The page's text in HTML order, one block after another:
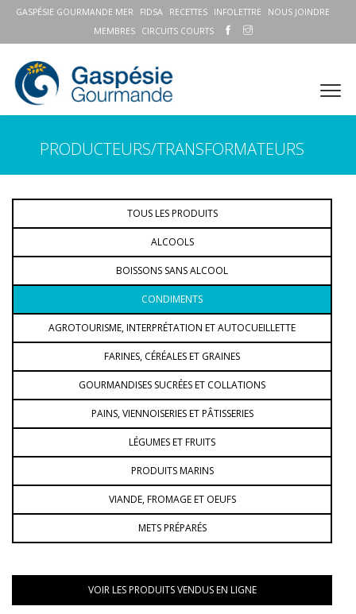
GASPÉSIE GOURMANDE MER FIDSA RECETTES INFOLETTRE
NOUS JOINDRE
MEMBRES
CIRCUITS COURTS
PRODUCTEURS/TRANSFORMATEURS
TOUS LES PRODUITS
ALCOOLS
BOISSONS SANS ALCOOL
CONDIMENTS
AGROTOURISME, INTERPRÉTATION ET AUTOCUEILLETTE
FARINES, CÉRÉALES ET GRAINES
GOURMANDISES SUCRÉES ET COLLATIONS
PAINS, VIENNOISERIES ET PÂTISSERIES
LÉGUMES ET FRUITS
PRODUITS MARINS
VIANDE, FROMAGE ET OEUFS
METS PRÉPARÉS
VOIR LES PRODUITS VENDUS EN LIGNE